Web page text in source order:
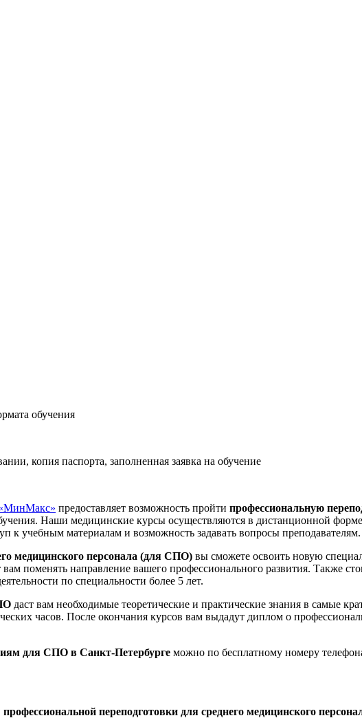
обучения
копия паспорта, заполненная заявка на обучение
предоставляет возможность пройти профессиональную
Наши медицинские курсы осуществляются в дистанционной
к учебным материалам и возможность задавать вопросы преподавателям.
медицинского персонала (для СПО) вы сможете освоить новую
вам поменять направление вашего профессионального развития. Также
по специальности более 5 лет.
даст вам необходимые теоретические и практические знания в самые
часов. После окончания курсов вам выдадут диплом о
для СПО в Санкт-Петербурге можно по бесплатному номеру
профессиональной переподготовки для среднего медицинского